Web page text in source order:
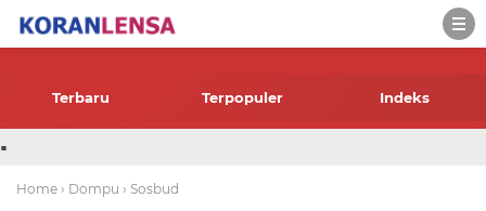
-->
Terbaru Terpopuler Indeks
.
Home › Dompu › Sosbud